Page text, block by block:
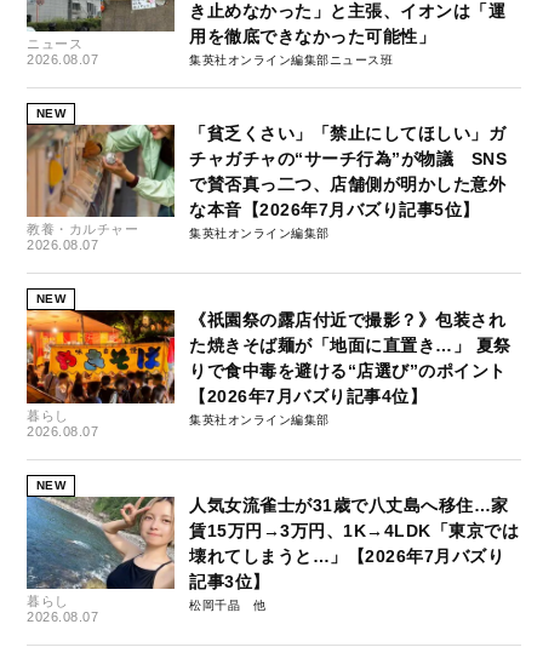
ニュース
2026.08.07
き止めなかった」と主張、イオンは「運
用を徹底できなかった可能性」
集英社オンライン編集部ニュース班
NEW
教養・カルチャー
2026.08.07
「貧乏くさい」「禁止にしてほしい」ガ
チャガチャの“サーチ行為”が物議 SNS
で賛否真っ二つ、店舗側が明かした意外
な本音【2026年7月バズり記事5位】
集英社オンライン編集部
NEW
暮らし
2026.08.07
《祇園祭の露店付近で撮影？》包装され
た焼きそば麺が「地面に直置き…」 夏祭
りで食中毒を避ける“店選び”のポイント
【2026年7月バズり記事4位】
集英社オンライン編集部
NEW
暮らし
2026.08.07
人気女流雀士が31歳で八丈島へ移住…家
賃15万円→3万円、1K→4LDK「東京では
壊れてしまうと…」【2026年7月バズり
記事3位】
松岡千晶